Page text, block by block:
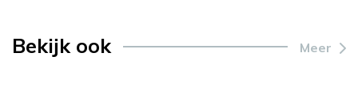
Bekijk ook Meer